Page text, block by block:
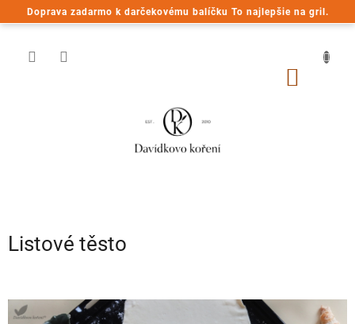
Doprava zadarmo k darčekovému balíčku To najlepšie na gril.
Prejsť
na
Listové těsto